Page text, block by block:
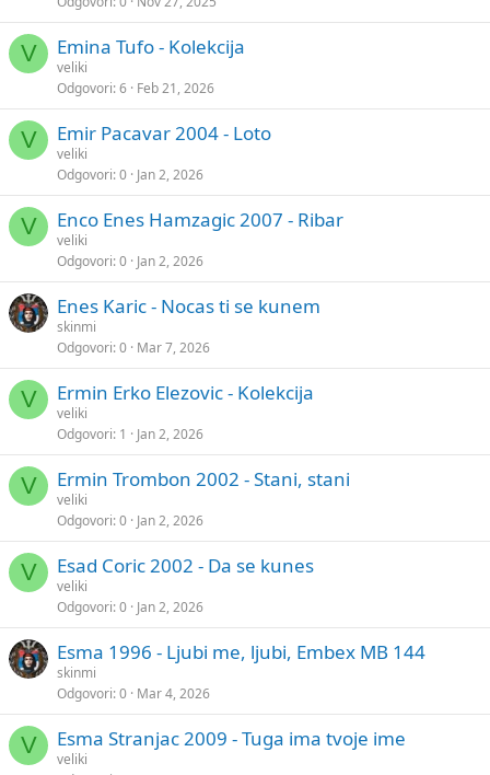
V Emina Tufo - Kolekcija
veliki
Odgovori 6 Feb 21, 2026
V Emir Pacavar 2004 - Loto
veliki
Odgovori 0 Jan 2, 2026
V Enco Enes Hamzagic 2007 - Ribar
veliki
Odgovori 0 Jan 2, 2026
Enes Karic - Nocas ti se kunem
skinmi
Odgovori 0 Mar 7, 2026
V Ermin Erko Elezovic - Kolekcija
veliki
Odgovori 1 Jan 2, 2026
V Ermin Trombon 2002 - Stani, stani
veliki
Odgovori 0 Jan 2, 2026
V Esad Coric 2002 - Da se kunes
veliki
Odgovori 0 Jan 2, 2026
Esma 1996 - Ljubi me, ljubi, Embex MB 144
skinmi
Odgovori 0 Mar 4, 2026
V Esma Stranjac 2009 - Tuga ima tvoje ime
veliki